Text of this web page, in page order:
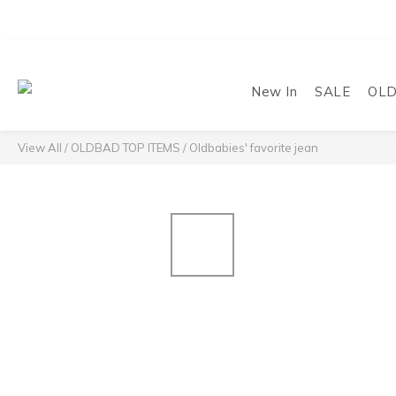
New In SALE
View All / OLDBAD TOP ITEMS / Oldbabies' favorite jean